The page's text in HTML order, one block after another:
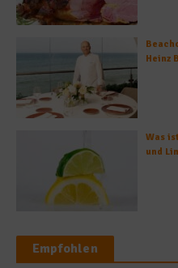
Heinz
Was
und
Empfohlen